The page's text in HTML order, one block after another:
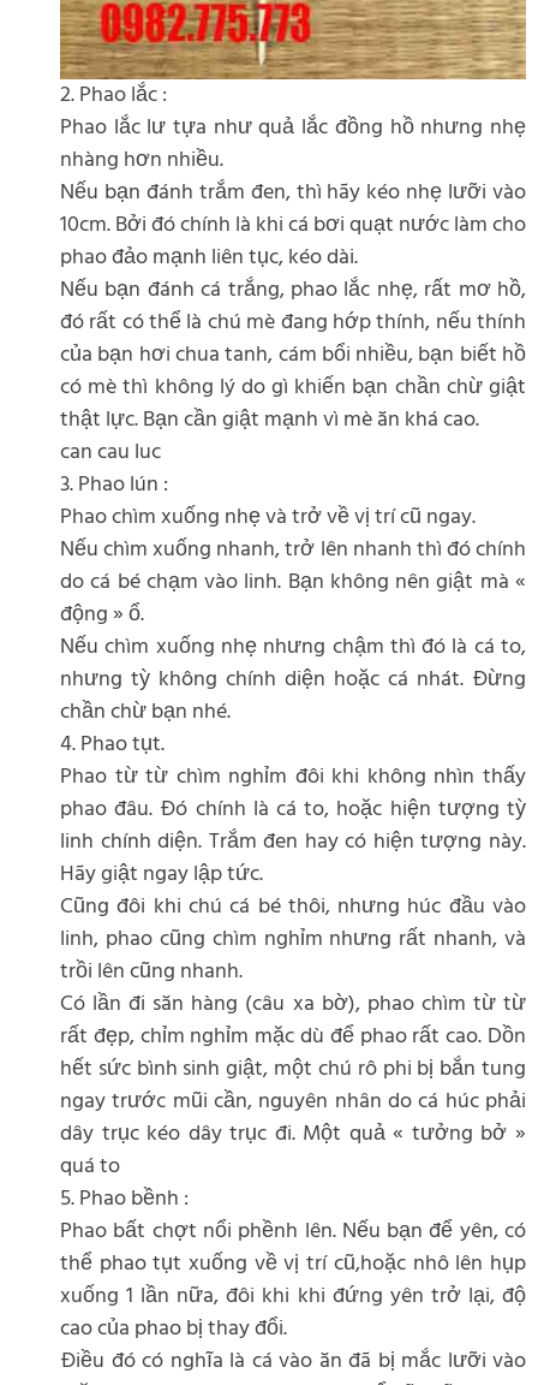
2. Phao lắc :
Phao lắc lư tựa như quả lắc đồng hồ nhưng nhẹ
nhàng hơn nhiều.
Nếu bạn đánh trắm đen, thì hãy kéo nhẹ lưỡi vào
10cm. Bởi đó chính là khi cá bơi quạt nước làm cho
phao đảo mạnh liên tục, kéo dài.
Nếu bạn đánh cá trắng, phao lắc nhẹ, rất mơ hồ,
đó rất có thể là chú mè đang hớp thính, nếu thính
của bạn hơi chua tanh, cám bổi nhiều, bạn biết hồ
có mè thì không lý do gì khiến bạn chần chừ giật
thật lực. Bạn cần giật mạnh vì mè ăn khá cao.
can cau luc
3. Phao lún :
Phao chìm xuống nhẹ và trở về vị trí cũ ngay.
Nếu chìm xuống nhanh, trở lên nhanh thì đó chính
do cá bé chạm vào linh. Bạn không nên giật mà «
động » ổ.
Nếu chìm xuống nhẹ nhưng chậm thì đó là cá to,
nhưng tỳ không chính diện hoặc cá nhát. Đừng
chần chừ bạn nhé.
4. Phao tụt.
Phao từ từ chìm nghỉm đôi khi không nhìn thấy
phao đâu. Đó chính là cá to, hoặc hiện tượng tỳ
linh chính diện. Trắm đen hay có hiện tượng này.
Hãy giật ngay lập tức.
Cũng đôi khi chú cá bé thôi, nhưng húc đầu vào
linh, phao cũng chìm nghỉm nhưng rất nhanh, và
trồi lên cũng nhanh.
Có lần đi săn hàng (câu xa bờ), phao chìm từ từ
rất đẹp, chỉm nghỉm mặc dù để phao rất cao. Dồn
hết sức bình sinh giật, một chú rô phi bị bắn tung
ngay trước mũi cần, nguyên nhân do cá húc phải
dây trục kéo dây trục đi. Một quả « tưởng bở »
quá to
5. Phao bềnh :
Phao bất chợt nổi phềnh lên. Nếu bạn để yên, có
thể phao tụt xuống về vị trí cũ,hoặc nhô lên hụp
xuống 1 lần nữa, đôi khi khi đứng yên trở lại, độ
cao của phao bị thay đổi.
Điều đó có nghĩa là cá vào ăn đã bị mắc lưỡi vào